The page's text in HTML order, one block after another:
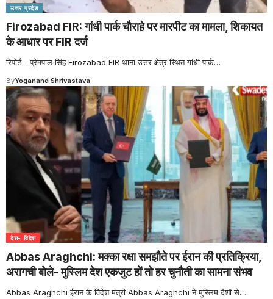
उत्तर प्रदेश
Firozabad FIR: गांधी पार्क चौराहे पर मारपीट का मामला, शिकायत
के आधार पर FIR दर्ज
रिपोर्ट - प्रेमपाल सिंह Firozabad FIR थाना उत्तर क्षेत्र स्थित गांधी पार्क…
ByYoganand Shrivastava
देश- विदेश
Abbas Araghchi: मक्का रक्षा समझौते पर ईरान की प्रतिक्रिया,
अरागची बोले- मुस्लिम देश एकजुट हों तो हर चुनौती का सामना संभव
Abbas Araghchi ईरान के विदेश मंत्री Abbas Araghchi ने मुस्लिम देशों से…